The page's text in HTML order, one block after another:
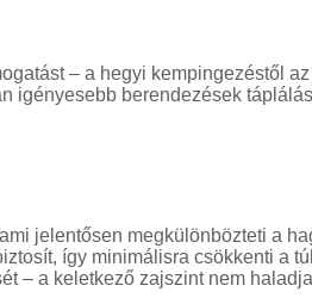
– a hegyi kempingezéstől
igényesebb berendezések
jelentősen megkülönbözteti a
így minimálisra csökkenti a
– a keletkező zajszint nem